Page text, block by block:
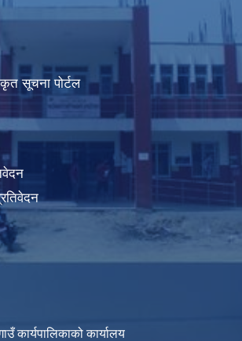
सूचना पोर्टल
कार्यपालिकाको कार्यालय